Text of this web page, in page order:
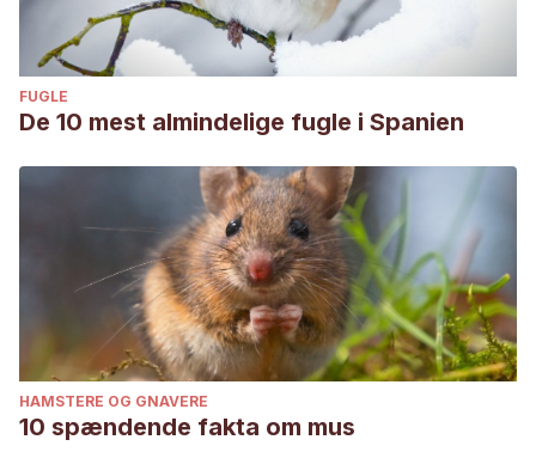
FUGLE
De 10 mest almindelige fugle i Spanien
HAMSTERE OG GNAVERE
10 spændende fakta om mus